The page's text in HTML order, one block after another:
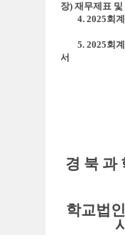
장) 재무제표
4. 2025회
각 1
5. 2025회
서
각
경 북
학교법